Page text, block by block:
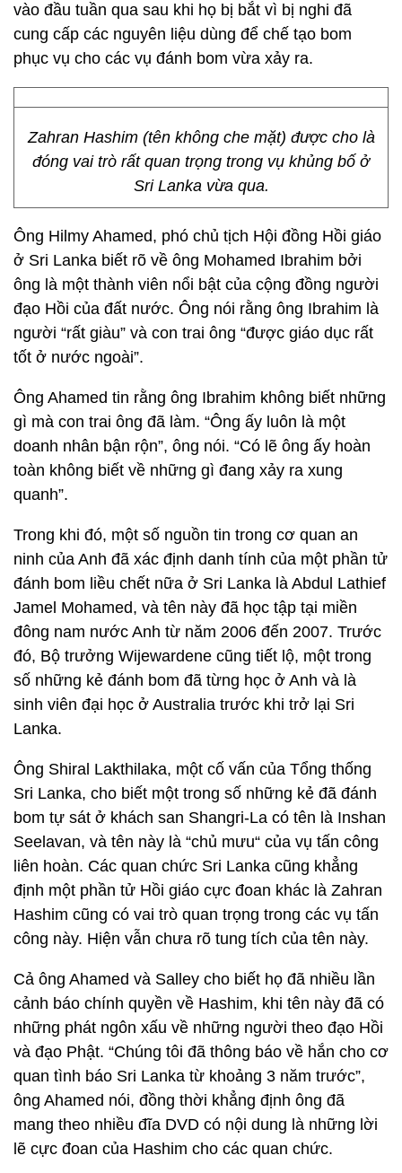
vào đầu tuần qua sau khi họ bị bắt vì bị nghi đã
cung cấp các nguyên liệu dùng để chế tạo bom
phục vụ cho các vụ đánh bom vừa xảy ra.
Zahran Hashim (tên không che mặt) được cho là
đóng vai trò rất quan trọng trong vụ khủng bố ở
Sri Lanka vừa qua.
Ông Hilmy Ahamed, phó chủ tịch Hội đồng Hồi giáo
ở Sri Lanka biết rõ về ông Mohamed Ibrahim bởi
ông là một thành viên nổi bật của cộng đồng người
đạo Hồi của đất nước. Ông nói rằng ông Ibrahim là
người “rất giàu” và con trai ông “được giáo dục rất
tốt ở nước ngoài”.
Ông Ahamed tin rằng ông Ibrahim không biết những
gì mà con trai ông đã làm. “Ông ấy luôn là một
doanh nhân bận rộn”, ông nói. “Có lẽ ông ấy hoàn
toàn không biết về những gì đang xảy ra xung
quanh”.
Trong khi đó, một số nguồn tin trong cơ quan an
ninh của Anh đã xác định danh tính của một phần tử
đánh bom liều chết nữa ở Sri Lanka là Abdul Lathief
Jamel Mohamed, và tên này đã học tập tại miền
đông nam nước Anh từ năm 2006 đến 2007. Trước
đó, Bộ trưởng Wijewardene cũng tiết lộ, một trong
số những kẻ đánh bom đã từng học ở Anh và là
sinh viên đại học ở Australia trước khi trở lại Sri
Lanka.
Ông Shiral Lakthilaka, một cố vấn của Tổng thống
Sri Lanka, cho biết một trong số những kẻ đã đánh
bom tự sát ở khách san Shangri-La có tên là Inshan
Seelavan, và tên này là “chủ mưu“ của vụ tấn công
liên hoàn. Các quan chức Sri Lanka cũng khẳng
định một phần tử Hồi giáo cực đoan khác là Zahran
Hashim cũng có vai trò quan trọng trong các vụ tấn
công này. Hiện vẫn chưa rõ tung tích của tên này.
Cả ông Ahamed và Salley cho biết họ đã nhiều lần
cảnh báo chính quyền về Hashim, khi tên này đã có
những phát ngôn xấu về những người theo đạo Hồi
và đạo Phật. “Chúng tôi đã thông báo về hắn cho cơ
quan tình báo Sri Lanka từ khoảng 3 năm trước”,
ông Ahamed nói, đồng thời khẳng định ông đã
mang theo nhiều đĩa DVD có nội dung là những lời
lẽ cực đoan của Hashim cho các quan chức.